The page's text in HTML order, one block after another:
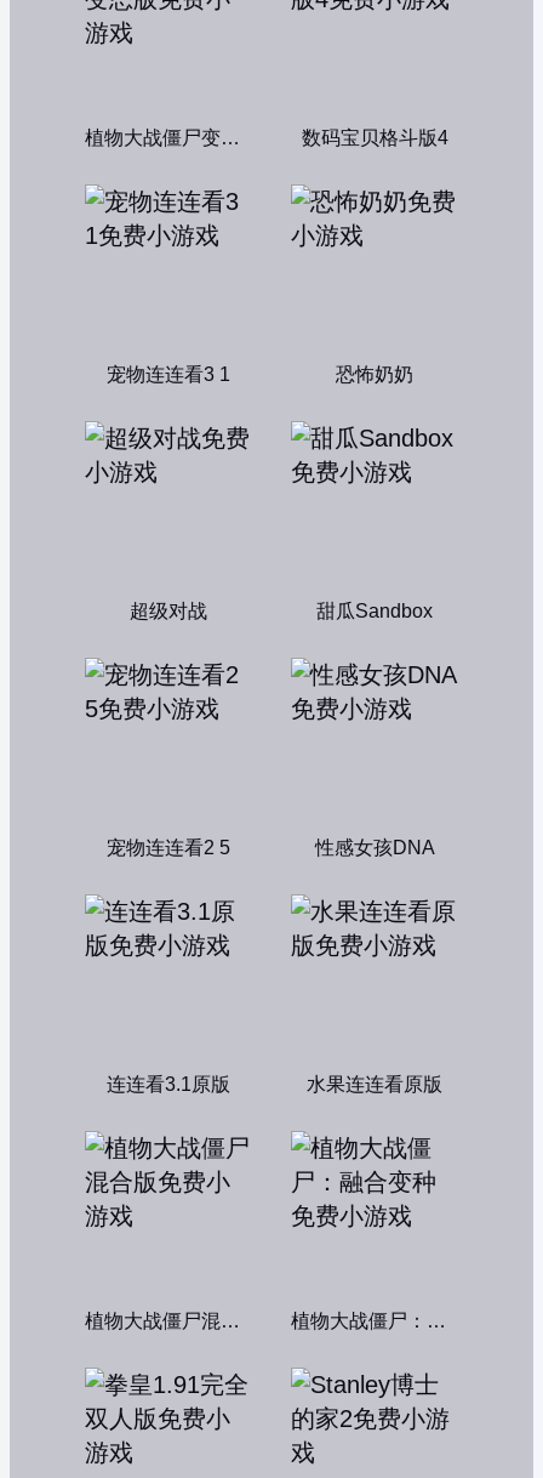
植物大战僵尸变态版 数码宝贝格斗版4
宠物连连看3 1 恐怖奶奶
超级对战 甜瓜Sandbox
宠物连连看2 5 性感女孩DNA
连连看3.1原版 水果连连看原版
植物大战僵尸混合版 植物大战僵尸：融合变种